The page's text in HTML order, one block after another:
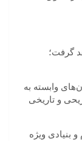
گرفت؛
وابسته به
و تاریخی
بنیادی ویژه